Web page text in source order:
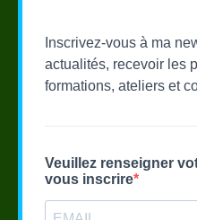
Inscrivez-vous à ma
actualités, recevoir les
formations, ateliers et
Veuillez renseigner
vous inscrire